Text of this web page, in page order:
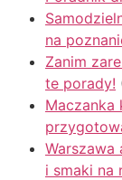
na
Zanim
te porady!
Maczanka
i smaki na